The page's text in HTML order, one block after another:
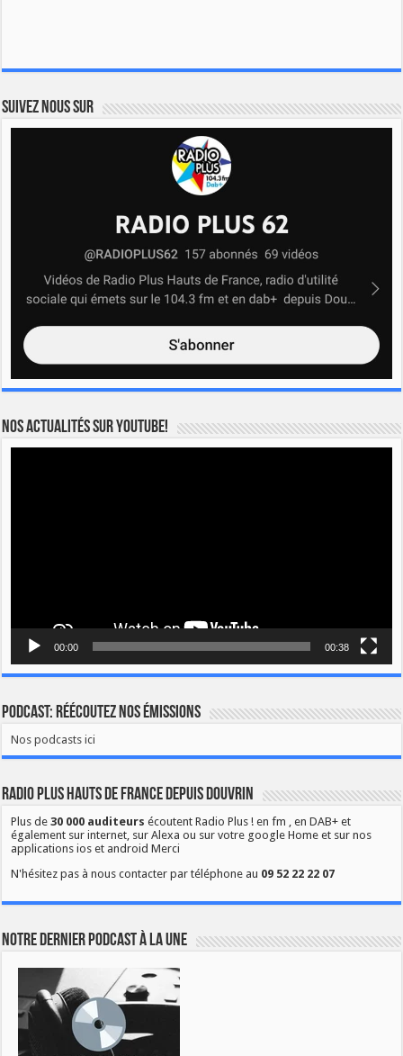
Suivez nous sur
Nos actualités sur YOUTUBE!
00:00 00:38
Podcast: Réécoutez nos émissions
Nos podcasts ici
Radio Plus Hauts de France depuis Douvrin
Plus de30 000 auditeurs écoutent Radio Plus ! en fm , en DAB+ et
également sur internet, sur Alexa ou sur votre google Home et sur nos
applications ios et android Merci
N'hésitez pas à nous contacter par téléphone au 09 52 22 22 07
Notre dernier podcast à la une